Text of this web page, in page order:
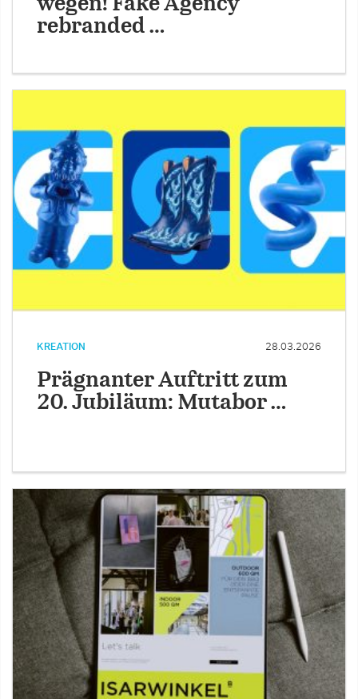
wegen! Fake Agency
rebranded …
KREATION 28.03.2026
Prägnanter Auftritt zum
20. Jubiläum: Mutabor …